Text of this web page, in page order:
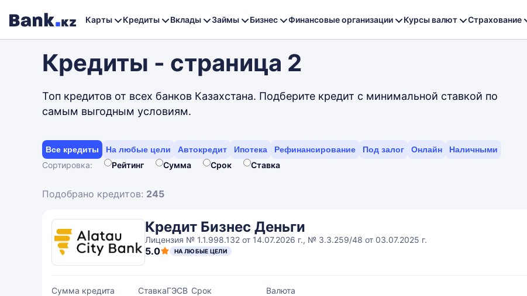
Карты Кредиты Вклады Займы Бизнес Финансовые организации Курсы валют Страхование
Кредиты - страница 2
Топ кредитов от всех банков Казахстана. Подберите кредит с минимальной ставкой по
самым выгодным условиям.
Все кредиты На любые цели Автокредит Ипотека Рефинансирование Под залог Онлайн Наличными
Сортировка:
Рейтинг Сумма Срок Ставка
Подобрано кредитов: 245
Кредит Бизнес Деньги
Лицензия № 1.1.998.132 от 14.07.2026 г., № 3.3.259/48 от 03.07.2025 г.
5.0 НА ЛЮБЫЕ ЦЕЛИ
Сумма кредита СтавкаГЭСВ Срок Валюта